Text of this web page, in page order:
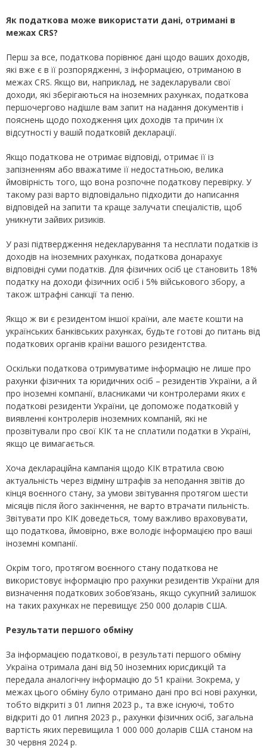
Як податкова може використати дані, отримані в
межах CRS?
Перш за все, податкова порівнює дані щодо ваших доходів,
які вже є в її розпорядженні, з інформацією, отриманою в
межах CRS. Якщо ви, наприклад, не задекларували свої
доходи, які зберігаються на іноземних рахунках, податкова
першочергово надішле вам запит на надання документів і
пояснень щодо походження цих доходів та причин їх
відсутності у вашій податковій декларації.
Якщо податкова не отримає відповіді, отримає її із
запізненням або вважатиме її недостатньою, велика
ймовірність того, що вона розпочне податкову перевірку. У
такому разі варто відповідально підходити до написання
відповідей на запити та краще залучати спеціалістів, щоб
уникнути зайвих ризиків.
У разі підтвердження недекларування та несплати податків із
доходів на іноземних рахунках, податкова донарахує
відповідні суми податків. Для фізичних осіб це становить 18%
податку на доходи фізичних осіб і 5% військового збору, а
також штрафні санкції та пеню.
Якщо ж ви є резидентом іншої країни, але маєте кошти на
українських банківських рахунках, будьте готові до питань від
податкових органів країни вашого резидентства.
Оскільки податкова отримуватиме інформацію не лише про
рахунки фізичних та юридичних осіб – резидентів України, а й
про іноземні компанії, власниками чи контролерами яких є
податкові резиденти України, це допоможе податковій у
виявленні контролерів іноземних компаній, які не
прозвітували про свої КІК та не сплатили податки в Україні,
якщо це вимагається.
Хоча деклараційна кампанія щодо КІК втратила свою
актуальність через відміну штрафів за неподання звітів до
кінця воєнного стану, за умови звітування протягом шести
місяців після його закінчення, не варто втрачати пильність.
Звітувати про КІК доведеться, тому важливо враховувати,
що податкова, ймовірно, вже володіє інформацією про ваші
іноземні компанії.
Окрім того, протягом воєнного стану податкова не
використовує інформацію про рахунки резидентів України для
визначення податкових зобов’язань, якщо сукупний залишок
на таких рахунках не перевищує 250 000 доларів США.
Результати першого обміну
За інформацією податкової, в результаті першого обміну
Україна отримала дані від 50 іноземних юрисдикцій та
передала аналогічну інформацію до 51 країни. Зокрема, у
межах цього обміну було отримано дані про всі нові рахунки,
тобто відкриті з 01 липня 2023 р., та вже існуючі, тобто
відкриті до 01 липня 2023 р., рахунки фізичних осіб, загальна
вартість яких перевищила 1 000 000 доларів США станом на
30 червня 2024 р.